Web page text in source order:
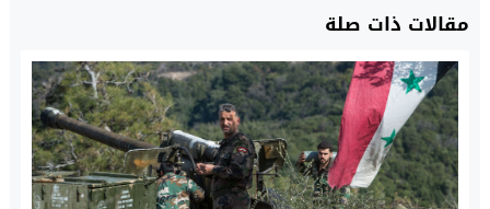
مقالات ذات صلة